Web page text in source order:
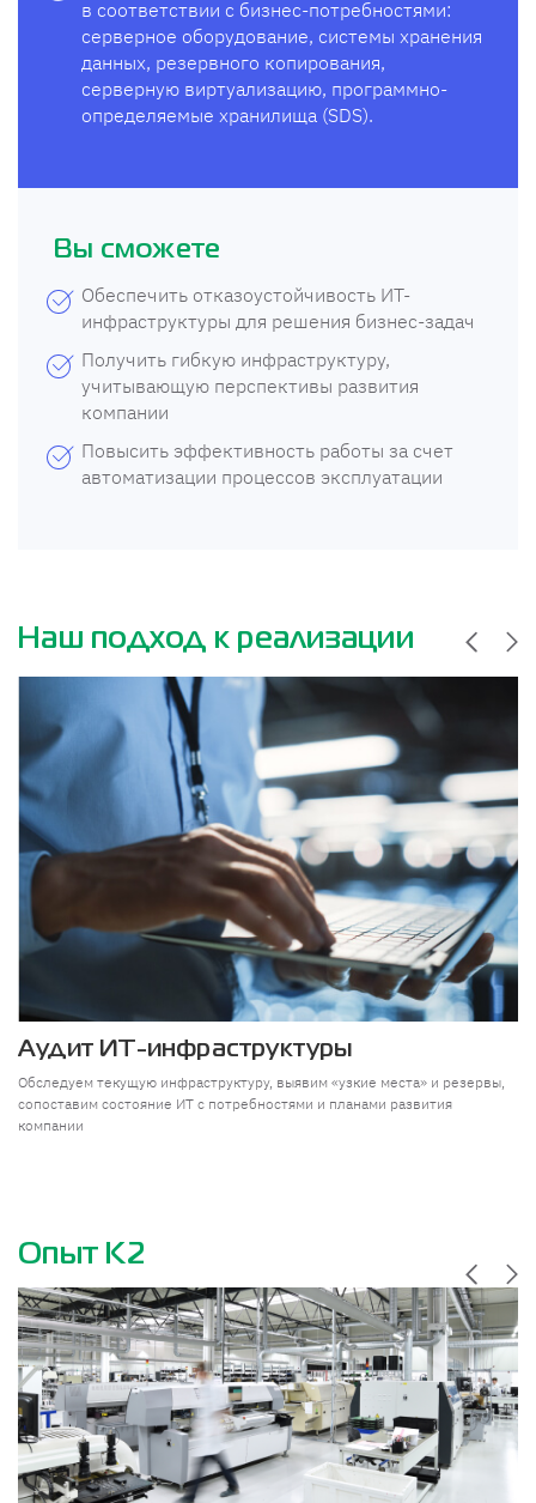
в соответствии с бизнес-потребностями:
серверное оборудование, системы хранения
данных, резервного копирования,
серверную виртуализацию, программно-
определяемые хранилища (SDS).
Вы сможете
Обеспечить отказоустойчивость ИТ-
инфраструктуры для решения бизнес-задач
Получить гибкую инфраструктуру,
учитывающую перспективы развития
компании
Повысить эффективность работы за счет
автоматизации процессов эксплуатации
Наш подход к реализации
Аудит ИТ-инфраструктуры
Обследуем текущую инфраструктуру, выявим «узкие места» и резервы,
сопоставим состояние ИТ с потребностями и планами развития
компании
Опыт К2